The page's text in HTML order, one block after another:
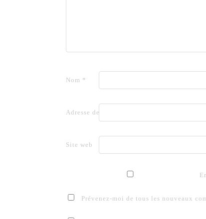
Nom *
Adresse de messagerie
Site web
Prévenez-moi de tous les nouveaux